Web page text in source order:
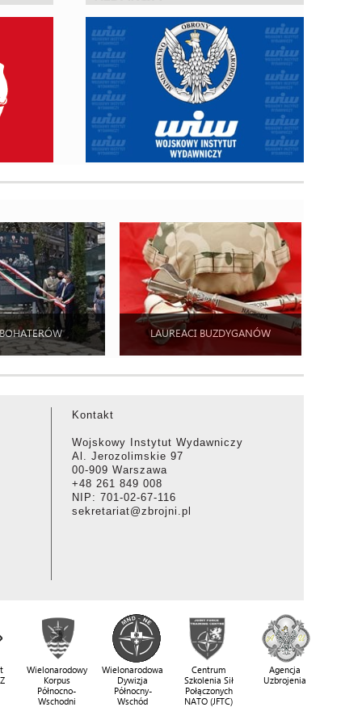
LAUREACI BUZDYGANÓW
Kontakt
Wojskowy Instytut Wydawniczy
Al. Jerozolimskie 97
00-909 Warszawa
+48 261 849 008
NIP: 701-02-67-116
sekretariat@zbrojni.pl
Wielonarodowy
Korpus
Północno-
Wschodni
Wielonarodowa
Dywizja
Północny-
Wschód
Centrum
Szkolenia Sił
Połączonych
NATO (JFTC)
Agencja
Uzbrojenia